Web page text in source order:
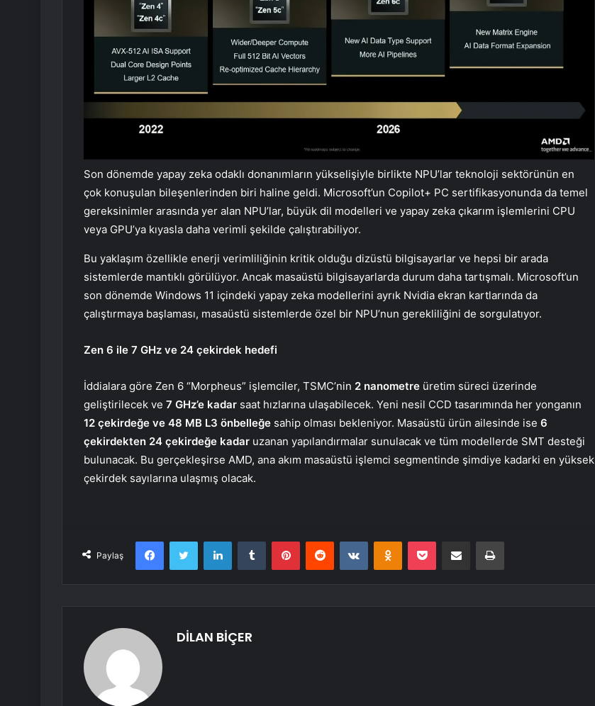
Son dönemde yapay zeka odaklı donanımların yükselişiyle birlikte NPU’lar teknoloji sektörünün en
çok konuşulan bileşenlerinden biri haline geldi. Microsoft’un Copilot+ PC sertifikasyonunda da temel
gereksinimler arasında yer alan NPU’lar, büyük dil modelleri ve yapay zeka çıkarım işlemlerini CPU
veya GPU’ya kıyasla daha verimli şekilde çalıştırabiliyor.
Bu yaklaşım özellikle enerji verimliliğinin kritik olduğu dizüstü bilgisayarlar ve hepsi bir arada
sistemlerde mantıklı görülüyor. Ancak masaüstü bilgisayarlarda durum daha tartışmalı. Microsoft’un
son dönemde Windows 11 içindeki yapay zeka modellerini ayrık Nvidia ekran kartlarında da
çalıştırmaya başlaması, masaüstü sistemlerde özel bir NPU’nun gerekliliğini de sorgulatıyor.
Zen 6 ile 7 GHz ve 24 çekirdek hedefi
İddialara göre Zen 6 “Morpheus” işlemciler, TSMC’nin 2 nanometre üretim süreci üzerinde
geliştirilecek ve 7 GHz’e kadar saat hızlarına ulaşabilecek. Yeni nesil CCD tasarımında her yonganın
12 çekirdeğe ve 48 MB L3 önbelleğe sahip olması bekleniyor. Masaüstü ürün ailesinde ise 6
çekirdekten 24 çekirdeğe kadar uzanan yapılandırmalar sunulacak ve tüm modellerde SMT desteği
bulunacak. Bu gerçekleşirse AMD, ana akım masaüstü işlemci segmentinde şimdiye kadarki en yüksek
çekirdek sayılarına ulaşmış olacak.
Paylaş
FacebookTwitter LinkedInTumblr PinterestReddit VKontakteOdnoklassniki
Pocket E-Posta ile paylaş Yazdır
DİLAN BİÇER